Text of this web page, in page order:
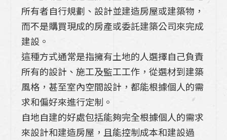
麼?
Takara廚具一字型中島廚房規劃，看完這
篇一次到位
五個提升辦公室效率的高雄系統櫃設計收納
技巧
【六招幫助您搶救泡水傢俱及地板】重拾健
康舒適的居家環境
所有者自行規劃、設計並建造房屋或建築物，
而不是購買現成的房產或委託建築公司來完成
建設。
這種方式通常是指擁有土地的人選擇自己負責
所有的設計、施工及監工工作，從選材到建築
風格，甚至室內空間設計，都能根據個人的需
求和偏好來進行定制。
自地自建的好處包括能夠完全根據個人的需求
來設計和建造房屋，且能控制成本和建設過